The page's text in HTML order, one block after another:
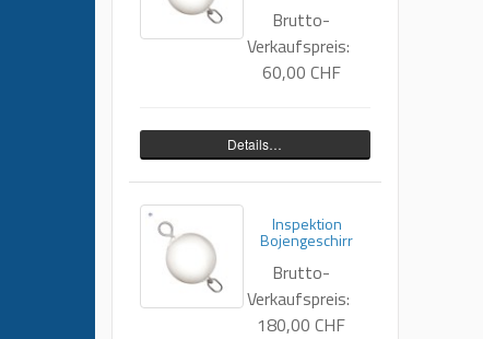
Brutto-
Verkaufspreis:
60,00 CHF
Details…
Inspektion
Bojengeschirr
Brutto-
Verkaufspreis:
180,00 CHF